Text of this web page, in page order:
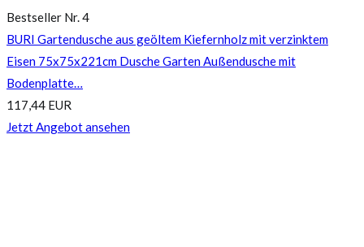
Bestseller Nr. 4
BURI Gartendusche aus geöltem Kiefernholz mit verzinktem
Eisen 75x75x221cm Dusche Garten Außendusche mit
Bodenplatte…
117,44 EUR
Jetzt Angebot ansehen